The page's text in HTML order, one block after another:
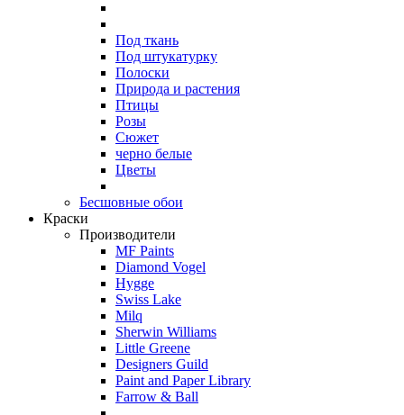
Под ткань
Под штукатурку
Полоски
Природа и растения
Птицы
Розы
Сюжет
черно белые
Цветы
Бесшовные обои
Краски
Производители
MF Paints
Diamond Vogel
Hygge
Swiss Lake
Milq
Sherwin Williams
Little Greene
Designers Guild
Paint and Paper Library
Farrow & Ball